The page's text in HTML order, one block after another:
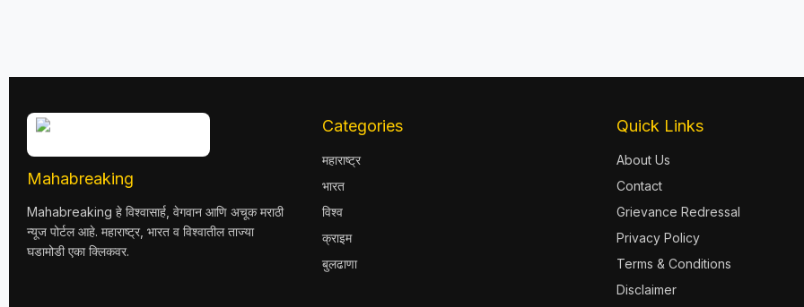
Mahabreaking
Mahabreaking हे विश्वासार्ह, वेगवान आणि अचूक मराठी
न्यूज पोर्टल आहे. महाराष्ट्र, भारत व विश्वातील ताज्या
घडामोडी एका क्लिकवर.
Categories
महाराष्ट्र
भारत
विश्व
क्राइम
बुलढाणा
Quick Links
About Us
Contact
Grievance Redressal
Privacy Policy
Terms & Conditions
Disclaimer